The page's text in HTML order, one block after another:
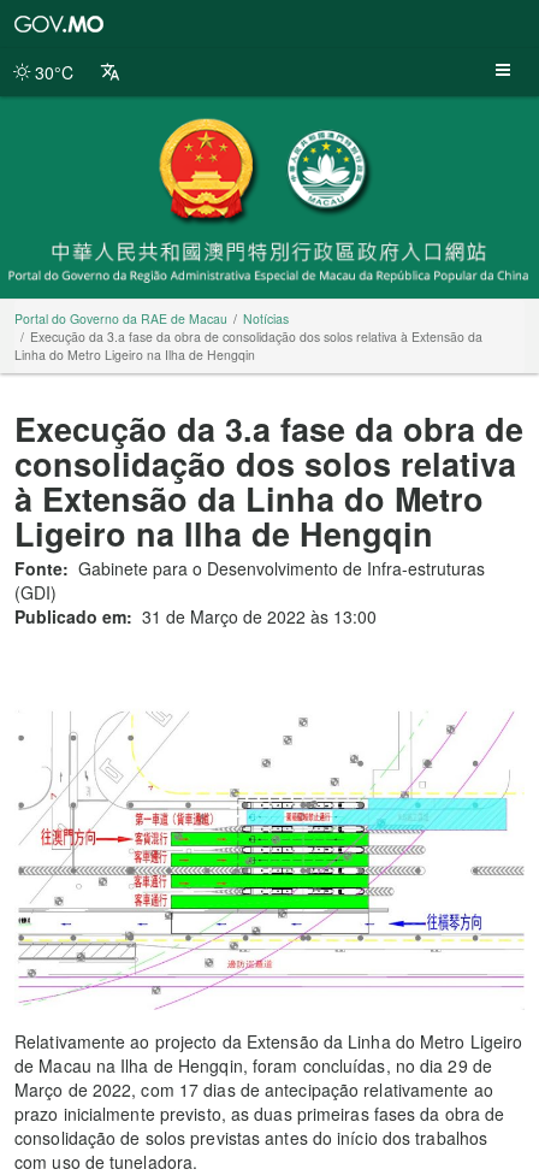
da
30°C
Portal do Governo da RAE de Macau
Notícias
Execução da 3.a fase da obra de consolidação dos solos relativa à Extensão da
Linha do Metro Ligeiro na Ilha de Hengqin
Execução da 3.a fase da obra de
consolidação dos solos relativa
à Extensão da Linha do Metro
Ligeiro na Ilha de Hengqin
Fonte: Gabinete para o Desenvolvimento de Infra-estruturas
(GDI)
Publicado em: 31 de Março de 2022 às 13:00
Relativamente ao projecto da Extensão da Linha do Metro Ligeiro
de Macau na Ilha de Hengqin, foram concluídas, no dia 29 de
Março de 2022, com 17 dias de antecipação relativamente ao
prazo inicialmente previsto, as duas primeiras fases da obra de
consolidação de solos previstas antes do início dos trabalhos
com uso de tuneladora.